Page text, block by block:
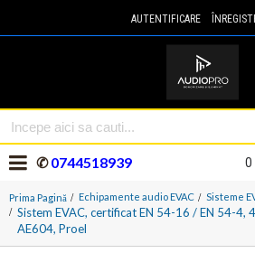
AUTENTIFICARE
0
✆0744518939
Prima Pagină Echipamente audio EVAC Sisteme
Sistem EVAC, certificat EN 54-16 / EN 54-4,
AE604, Proel